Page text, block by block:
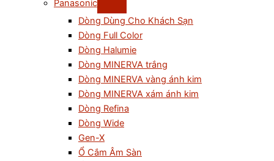
Panasonic
Dòng Dùng Cho Khách Sạn
Dòng Full Color
Dòng Halumie
Dòng MINERVA trắng
Dòng MINERVA vàng ánh kim
Dòng MINERVA xám ánh kim
Dòng Refina
Dòng Wide
Gen-X
Ổ Cắm Âm Sàn